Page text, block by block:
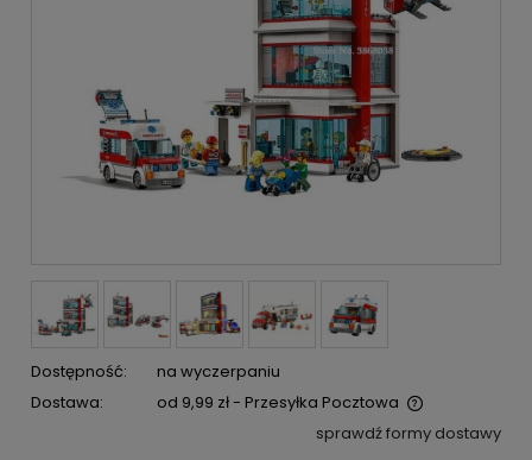
Dostępność:
na wyczerpaniu
Dostawa:
od 9,99 zł- Przesyłka Pocztowa
Cena nie zawiera ewentualnych kosztów płatności
sprawdź formy dostawy